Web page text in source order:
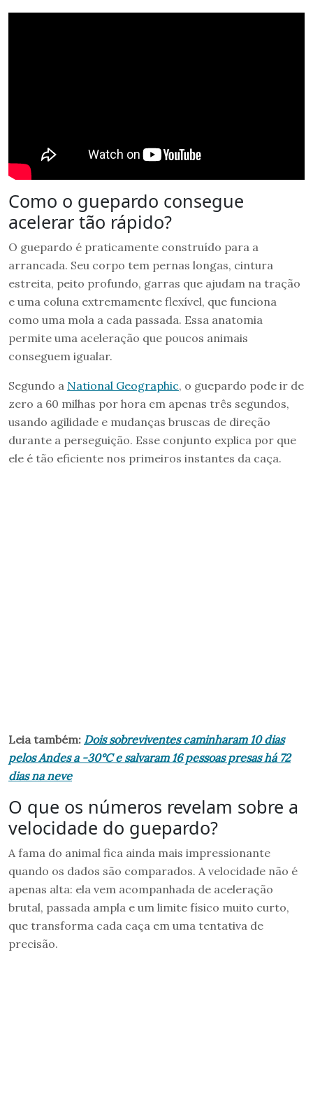
Como o guepardo consegue
acelerar tão rápido?
O guepardo é praticamente construído para a
arrancada. Seu corpo tem pernas longas, cintura
estreita, peito profundo, garras que ajudam na tração
e uma coluna extremamente flexível, que funciona
como uma mola a cada passada. Essa anatomia
permite uma aceleração que poucos animais
conseguem igualar.
Segundo a National Geographic, o guepardo pode ir de
zero a 60 milhas por hora em apenas três segundos,
usando agilidade e mudanças bruscas de direção
durante a perseguição. Esse conjunto explica por que
ele é tão eficiente nos primeiros instantes da caça.
Leia também: Dois sobreviventes caminharam 10 dias
pelos Andes a -30°C e salvaram 16 pessoas presas há 72
dias na neve
O que os números revelam sobre a
velocidade do guepardo?
A fama do animal fica ainda mais impressionante
quando os dados são comparados. A velocidade não é
apenas alta: ela vem acompanhada de aceleração
brutal, passada ampla e um limite físico muito curto,
que transforma cada caça em uma tentativa de
precisão.